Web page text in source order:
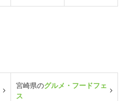
宮崎県のグルメ・フードフェ
ス